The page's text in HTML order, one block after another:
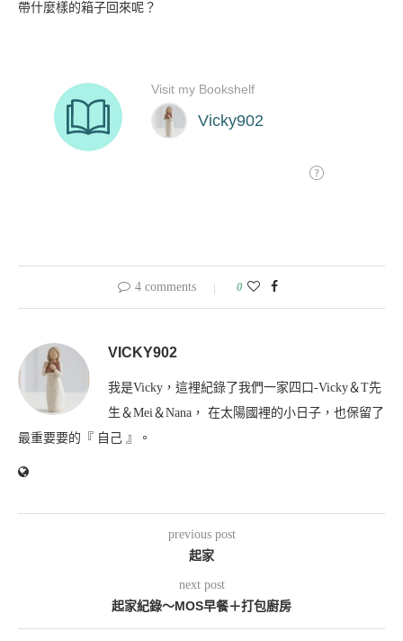
帶什麼樣的箱子回來呢？
4 comments 0
VICKY902
我是Vicky，這裡紀錄了我們一家四口-Vicky＆T先
生＆Mei＆Nana， 在太陽國裡的小日子，也保留了
最重要要的『 自己 』。
previous post
起家
next post
起家紀錄～MOS早餐＋打包廚房